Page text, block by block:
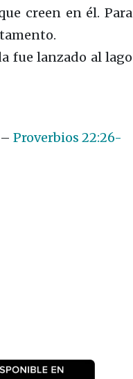
creen en él. Para
fue lanzado al lago
– Proverbios 22:26-